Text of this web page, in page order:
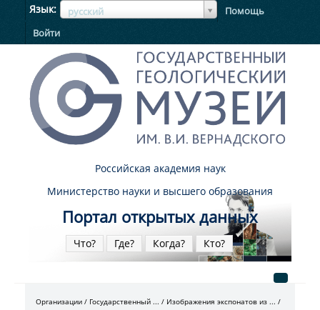
Язык русский
ЯзыкЯзык
Помощь
Войти
Российская академия наук
Министерство науки и высшего образования
Портал открытых данных
Что? Где? Когда? Кто?
Организации Государственный ...
Изображения экспонатов из ...